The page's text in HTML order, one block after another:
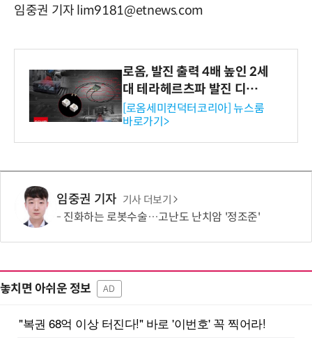
임중권 기자 lim9181@etnews.com
로옴, 발진 출력 4배 높인 2세
대 테라헤르츠파 발진 디바이
스 개발
[로옴세미컨덕터코리아] 뉴스룸
바로가기>
임중권 기자 기사 더보기
진화하는 로봇수술…고난도 난치암 '정조준'
놓치면 아쉬운 정보 AD